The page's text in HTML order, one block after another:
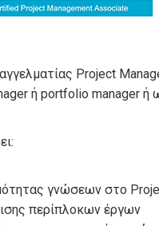
Project
ή portfolio manager ή
γνώσεων στο
περίπλοκων έργων